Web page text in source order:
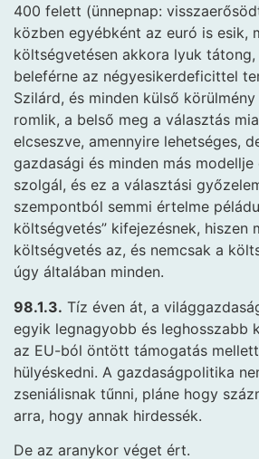
400 felett (ünnepnap:
közben egyébként az euró is esik,
költségvetésen akkora lyuk
beleférne az négyesikerdeficittel
Szilárd, és minden külső
romlik, a belső meg a választás
elcseszve, amennyire lehetséges,
gazdasági és minden más
szolgál, és ez a választási
szempontból semmi értelme
költségvetés” kifejezésnek, hiszen
költségvetés az, és nemcsak a
úgy általában minden.
98.1.3. Tíz éven át, a
egyik legnagyobb és leghosszabb
az EU-ból öntött támogatás
hülyéskedni. A gazdaságpolitika
zseniálisnak tűnni, pláne hogy
arra, hogy annak hirdessék.
De az aranykor véget ért.